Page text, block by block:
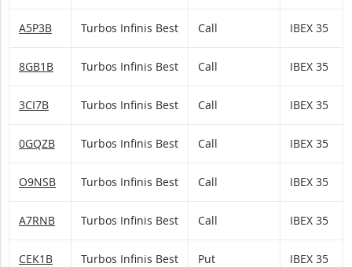
A5P3B Turbos Infinis Best Call IBEX 35
8GB1B Turbos Infinis Best Call IBEX 35
3CI7B Turbos Infinis Best Call IBEX 35
0GQZB Turbos Infinis Best Call IBEX 35
O9NSB Turbos Infinis Best Call IBEX 35
A7RNB Turbos Infinis Best Call IBEX 35
CEK1B Turbos Infinis Best Put IBEX 35